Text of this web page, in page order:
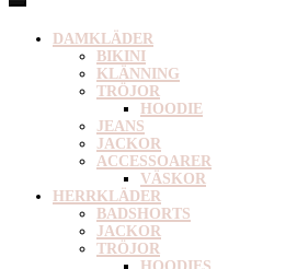
DAMKLÄDER
BIKINI
KLÄNNING
TRÖJOR
HOODIE
JEANS
JACKOR
ACCESSOARER
VÄSKOR
HERRKLÄDER
BADSHORTS
JACKOR
TRÖJOR